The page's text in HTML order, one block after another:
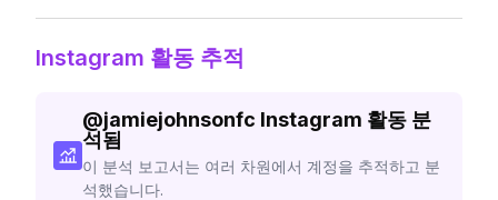
Instagram 활동 추적
@jamiejohnsonfc Instagram 활동 분
석됨
이 분석 보고서는 여러 차원에서 계정을 추적하고 분
석했습니다.